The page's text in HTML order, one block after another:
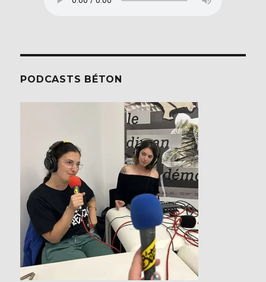
PODCASTS BÉTON